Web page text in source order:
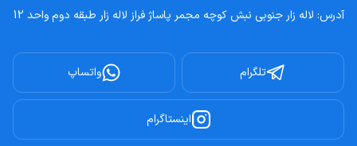
آدرس: لاله زار جنوبی نبش کوچه مجمر پاساژ فراز لاله زار طبقه دوم واحد 12
تلگرام واتساپ
اینستاگرام